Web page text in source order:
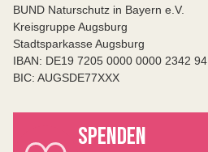
BUND Naturschutz in Bayern e.V.
Kreisgruppe Augsburg
Stadtsparkasse Augsburg
IBAN: DE19 7205 0000 0000 2342 94
BIC: AUGSDE77XXX
SPENDEN